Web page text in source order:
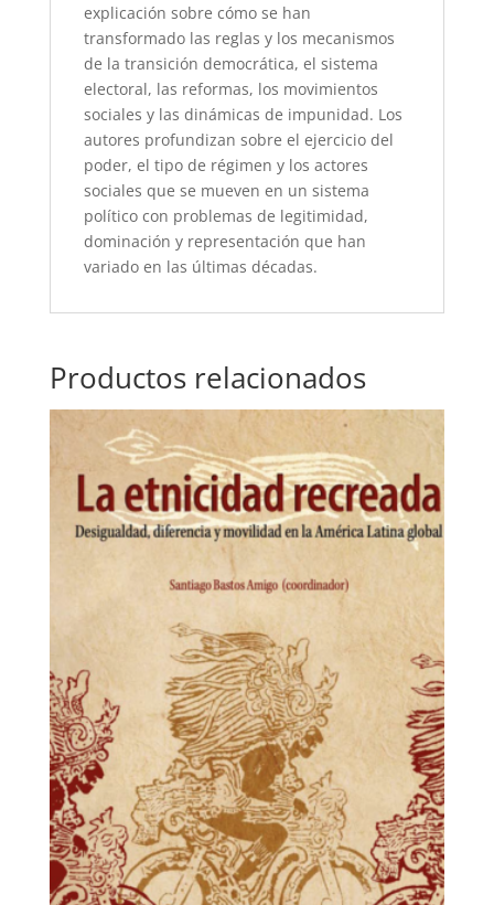
explicación sobre cómo se han
transformado las reglas y los mecanismos
de la transición democrática, el sistema
electoral, las reformas, los movimientos
sociales y las dinámicas de impunidad. Los
autores profundizan sobre el ejercicio del
poder, el tipo de régimen y los actores
sociales que se mueven en un sistema
político con problemas de legitimidad,
dominación y representación que han
variado en las últimas décadas.
Productos relacionados